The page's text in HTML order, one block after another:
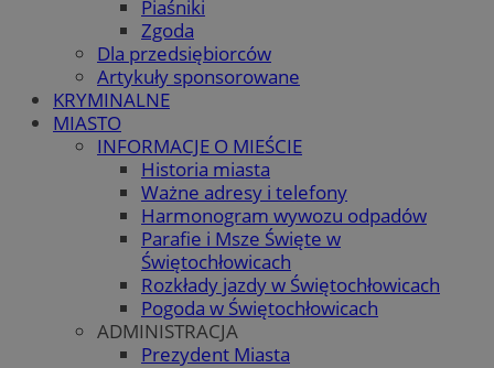
Piaśniki
Zgoda
Dla przedsiębiorców
Artykuły sponsorowane
KRYMINALNE
MIASTO
INFORMACJE O MIEŚCIE
Historia miasta
Ważne adresy i telefony
Harmonogram wywozu odpadów
Parafie i Msze Święte w
Świętochłowicach
Rozkłady jazdy w Świętochłowicach
Pogoda w Świętochłowicach
ADMINISTRACJA
Prezydent Miasta